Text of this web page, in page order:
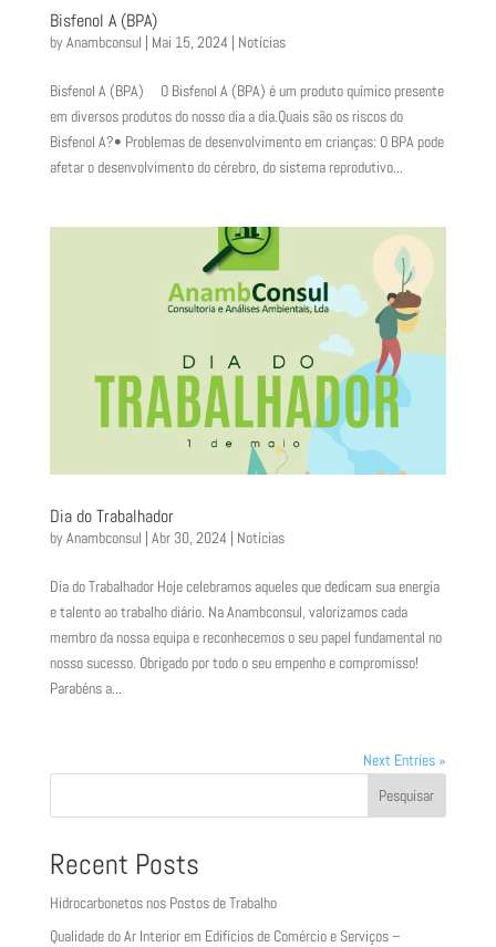
Bisfenol A (BPA)
byAnambconsul | Mai 15, 2024 | Notícias
Bisfenol A (BPA) O Bisfenol A (BPA) é um produto químico presente
em diversos produtos do nosso dia a dia.Quais são os riscos do
Bisfenol A?• Problemas de desenvolvimento em crianças: O BPA pode
afetar o desenvolvimento do cérebro, do sistema reprodutivo...
Dia do Trabalhador
byAnambconsul | Abr 30, 2024 | Notícias
Dia do Trabalhador Hoje celebramos aqueles que dedicam sua energia
e talento ao trabalho diário. Na Anambconsul, valorizamos cada
membro da nossa equipa e reconhecemos o seu papel fundamental no
nosso sucesso. Obrigado por todo o seu empenho e compromisso!
Parabéns a...
Next Entries »
Pesquisar
Recent Posts
Hidrocarbonetos nos Postos de Trabalho
Qualidade do Ar Interior em Edifícios de Comércio e Serviços –